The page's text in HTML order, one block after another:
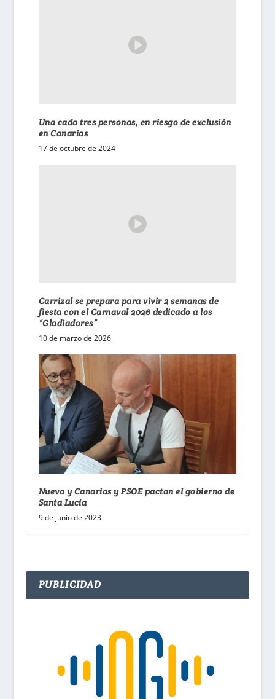
Una cada tres personas, en riesgo de exclusión
en Canarias
17 de octubre de 2024
Carrizal se prepara para vivir 2 semanas de
fiesta con el Carnaval 2026 dedicado a los
“Gladiadores”
10 de marzo de 2026
Nueva y Canarias y PSOE pactan el gobierno de
Santa Lucía
9 de junio de 2023
PUBLICIDAD